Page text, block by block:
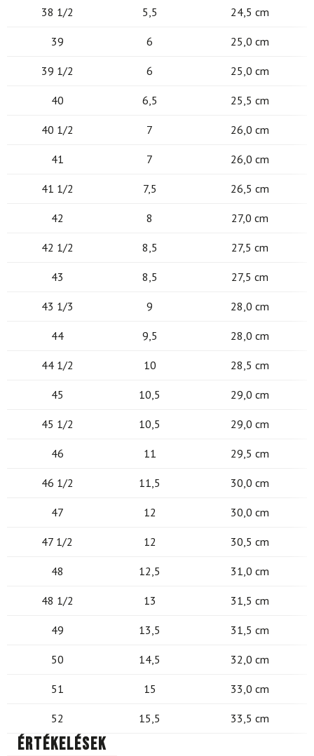
38 1/2 5,5 24,5 cm
39 6 25,0 cm
39 1/2 6 25,0 cm
40 6,5 25,5 cm
40 1/2 7 26,0 cm
41 7 26,0 cm
41 1/2 7,5 26,5 cm
42 8 27,0 cm
42 1/2 8,5 27,5 cm
43 8,5 27,5 cm
43 1/3 9 28,0 cm
44 9,5 28,0 cm
44 1/2 10 28,5 cm
45 10,5 29,0 cm
45 1/2 10,5 29,0 cm
46 11 29,5 cm
46 1/2 11,5 30,0 cm
47 12 30,0 cm
47 1/2 12 30,5 cm
48 12,5 31,0 cm
48 1/2 13 31,5 cm
49 13,5 31,5 cm
50 14,5 32,0 cm
51 15 33,0 cm
52 15,5 33,5 cm
Értékelések